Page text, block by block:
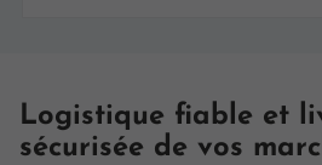
Logistique fiable et
sécurisée de vos